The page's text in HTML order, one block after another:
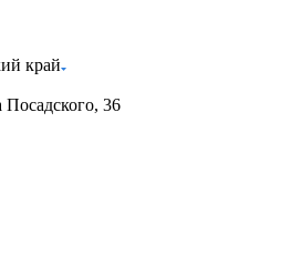
край
Посадского, 36